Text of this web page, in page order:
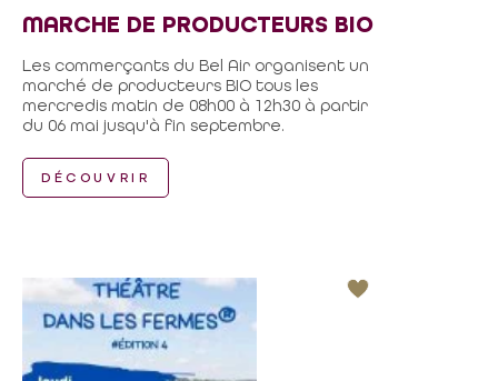
MARCHE DE PRODUCTEURS BIO
Les commerçants du Bel Air organisent un
marché de producteurs BIO tous les
mercredis matin de 08h00 à 12h30 à partir
du 06 mai jusqu'à fin septembre.
DÉCOUVRIR